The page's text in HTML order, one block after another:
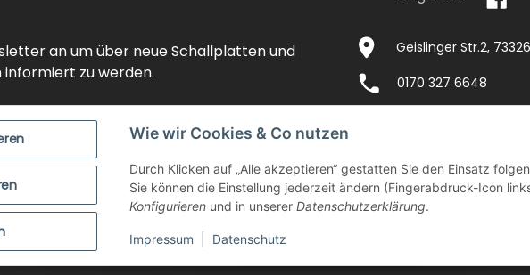
Wie wir Cookies & Co nutzen
Durch Klicken auf „Alle akzeptieren“ gestatten Sie den Einsatz
Sie können die Einstellung jederzeit ändern (Fingerabdruck-Icon
Konfigurieren und in unserer Datenschutzerklärung.
Impressum Datenschutz
an um über neue Schallplatten und
informiert zu werden.
Geislinger Str.2,
0170 327 6648
KONTAKT IMPRESSUM
VERSANDKOSTEN
ZAHLUNGSMÖGLICHKEITEN AGB WIDERRUFSRECHT